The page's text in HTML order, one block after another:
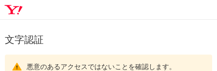
文字認証
悪意のあるアクセスではないことを確認します。